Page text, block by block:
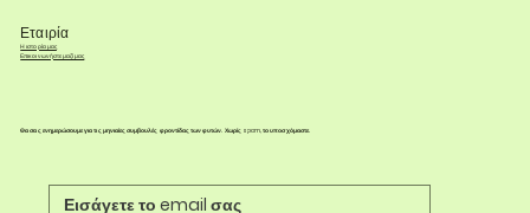
Εταιρία
Η ιστορία μας
Επικοινωνήστε μαζί μας
Θα σας ενημερώσουμε για τις μηνιαίες συμβουλές φροντίδας των φυτών. Χωρίς spam, το υποσχόμαστε.